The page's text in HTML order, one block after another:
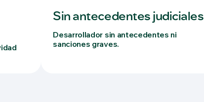
Sin antecedentes judiciales
Desarrollador sin antecedentes ni
sanciones graves.